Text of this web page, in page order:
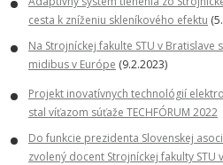
cesta k zníženiu skleníkového efektu
Na Strojníckej fakulte STU v
midibus v Európe (9.2.2023)
Projekt inovatívnych technológií
stal víťazom súťaže TECHFÓRUM 2022
Do funkcie prezidenta Slovenskej
zvolený docent Strojníckej fakulty STU